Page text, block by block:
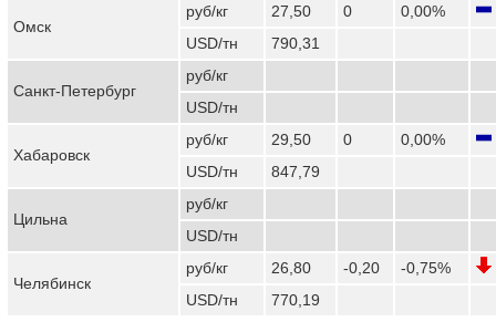
Омск
руб/кг 27,50 0
0,00%
USD/тн
790,31
Санкт-Петербург
руб/кг
USD/тн
Хабаровск
руб/кг 29,50 0
0,00%
USD/тн
847,79
Цильна
руб/кг
USD/тн
Челябинск
руб/кг 26,80 -0,20
-0,75%
USD/тн
770,19